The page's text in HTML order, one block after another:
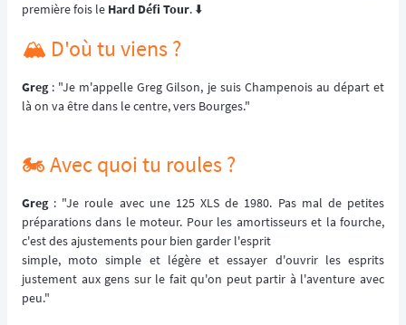
première fois le Hard Défi Tour. ⬇️
🏔️ D'où tu viens ?
Greg: "Je m'appelle Greg Gilson, je suis Champenois au départ et
là on va être dans le centre, vers Bourges."
🏍️ Avec quoi tu roules ?
Greg: "Je roule avec une 125 XLS de 1980. Pas mal de petites
préparations dans le moteur. Pour les amortisseurs et la fourche,
c'est des ajustements pour bien garder l'esprit
simple, moto simple et légère et essayer d'ouvrir les esprits
justement aux gens sur le fait qu'on peut partir à l'aventure avec
peu."